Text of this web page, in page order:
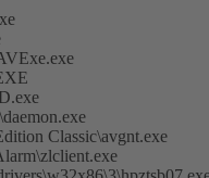
Classic\avgnt.exe